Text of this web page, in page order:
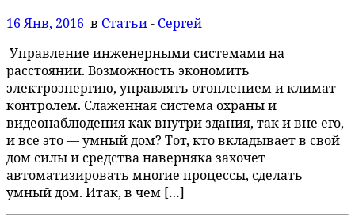
16 Янв, 2016 в Статьи- Сергей
Управление инженерными системами на
расстоянии. Возможность экономить
электроэнергию, управлять отоплением и климат-
контролем. Слаженная система охраны и
видеонаблюдения как внутри здания, так и вне его,
и все это — умный дом? Тот, кто вкладывает в свой
дом силы и средства наверняка захочет
автоматизировать многие процессы, сделать
умный дом. Итак, в чем […]